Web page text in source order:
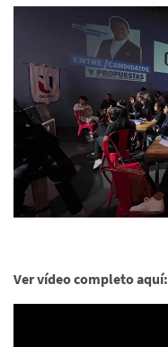
Ver vídeo completo aquí: